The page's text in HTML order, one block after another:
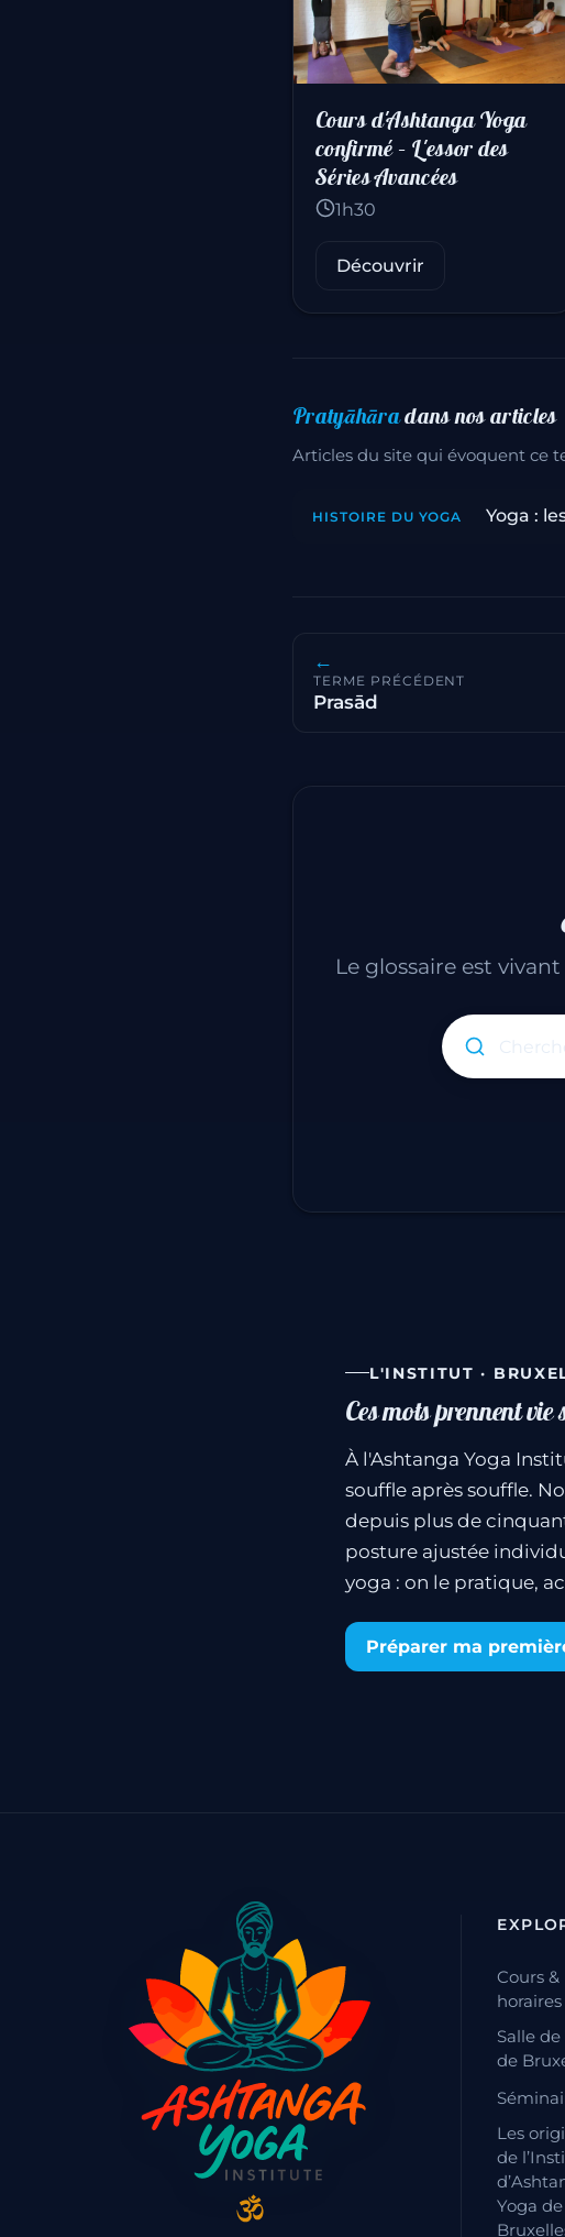
Cours d'Ashtanga Yoga
confirmé – L'essor des
Séries Avancées
1h30
Découvrir
Pratyāhāradans nos articles
Articles du site qui évoquent ce
HISTOIRE DU YOGA Yoga :
←
TERME PRÉCÉDENT
Prasād
Le glossaire est
L'INSTITUT ·
Ces mots prennent
À l'Ashtanga Yoga
souffle après souffle.
depuis plus de
posture ajustée
yoga : on le pratique,
Préparer ma
Cours &
horaires
Salle de
de
Les
de
Yoga de